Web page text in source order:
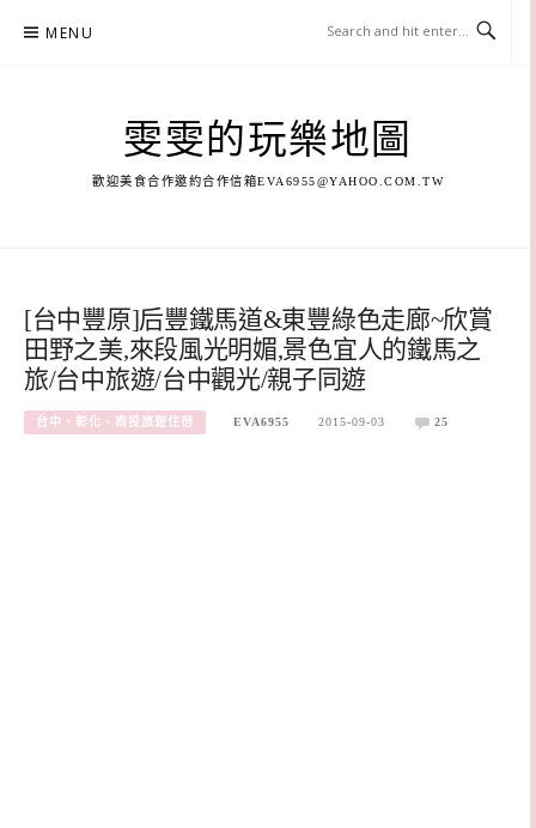
MENU
雯雯的玩樂地圖
歡迎美食合作邀約合作信箱EVA6955@YAHOO.COM.TW
[台中豐原]后豐鐵馬道&東豐綠色走廊~欣賞
田野之美,來段風光明媚,景色宜人的鐵馬之
旅/台中旅遊/台中觀光/親子同遊
台中、彰化、南投旅遊住宿 EVA6955 2015-09-03 25